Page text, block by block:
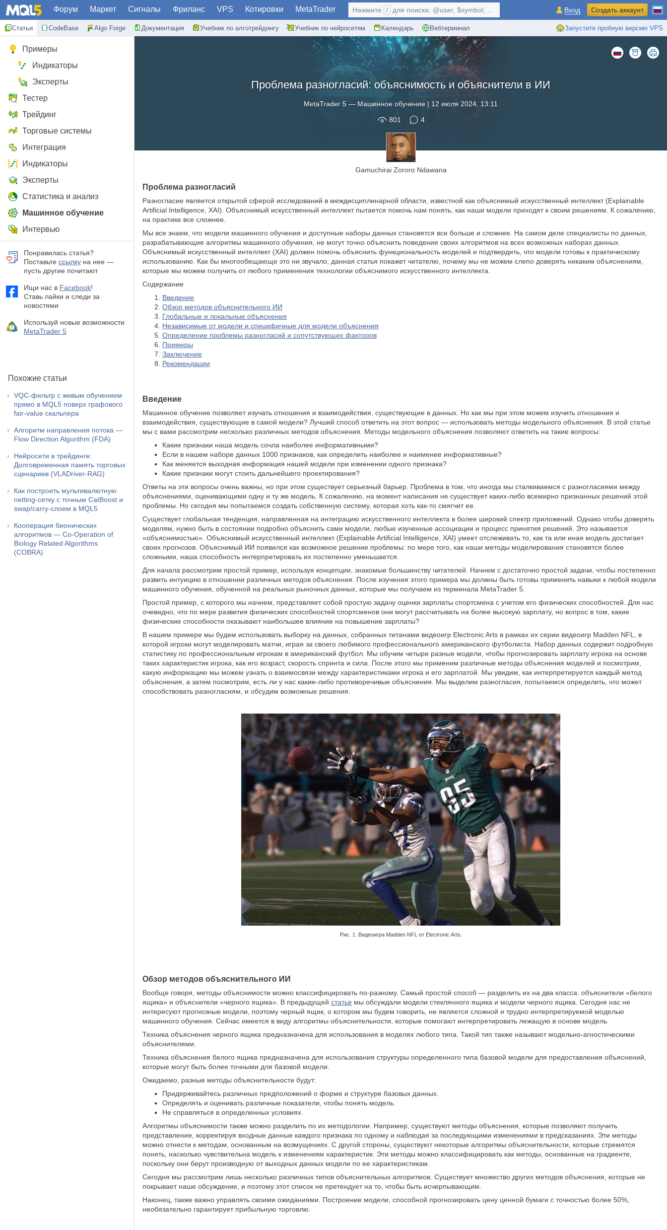
Форум Маркет Сигналы Фриланс VPS Котировки MetaTrader
Статьи CodeBase Algo Forge Документация Учебник по алготрейдингу Учебник по нейросетям Календарь Вебтерминал Запустите пробную версию VPS
Нажмите / для поиска: @user, $symbol, ... Вход Создать аккаунт
Примеры
Индикаторы
Эксперты
Тестер
Трейдинг
Торговые системы
Интеграция
Индикаторы
Эксперты
Статистика и анализ
Машинное обучение
Интервью
Понравилась статья?
Поставьте ссылку на нее —
пусть другие почитают
Ищи нас в Facebook!
Ставь лайки и следи за
новостями
Используй новые возможности
MetaTrader 5
Похожие статьи
VQC-фильтр с живым обучением
прямо в MQL5 поверх графового
fair-value скальпера
Алгоритм направления потока —
Flow Direction Algorithm (FDA)
Нейросети в трейдинге:
Долговременная память торговых
сценариев (VLADriver-RAG)
Как построить мультивалютную
netting-сетку с точным CatBoost и
swap/carry-слоем в MQL5
Кооперация бионических
алгоритмов — Co-Operation of
Biology Related Algorithms
(COBRA)
Проблема разногласий: объяснимость и объяснители в ИИ
MetaTrader 5 — Машинное обучение | 12 июля 2024, 13:11
801
4
Gamuchirai Zororo Ndawana
Проблема разногласий
Разногласие является открытой сферой исследований в междисциплинарной области, известной как объяснимый искусственный интеллект (Explainable
Artificial Intelligence, XAI). Объяснимый искусственный интеллект пытается помочь нам понять, как наши модели приходят к своим решениям. К сожалению,
на практике все сложнее.
Мы все знаем, что модели машинного обучения и доступные наборы данных становятся все больше и сложнее. На самом деле специалисты по данных,
разрабатывающие алгоритмы машинного обучения, не могут точно объяснить поведение своих алгоритмов на всех возможных наборах данных.
Объяснимый искусственный интеллект (XAI) должен помочь объяснить функциональность моделей и подтвердить, что модели готовы к практическому
использованию. Как бы многообещающе это ни звучало, данная статья покажет читателю, почему мы не можем слепо доверять никаким объяснениям,
которые мы можем получить от любого применения технологии объяснимого искусственного интеллекта.
Содержание
Введение
Обзор методов объяснительного ИИ
Глобальные и локальные объяснения
Независимые от модели и специфичные для модели объяснения
Определение проблемы разногласий и сопутствующих факторов
Примеры
Заключение
‌Рекомендации
Введение
Машинное обучение позволяет изучать отношения и взаимодействия, существующие в данных. Но как мы при этом можем изучить отношения и
взаимодействия, существующие в самой модели? Лучший способ ответить на этот вопрос — использовать методы модельного объяснения. В этой статье
мы с вами рассмотрим несколько различных методов объяснения. Методы модельного объяснения позволяют ответить на такие вопросы:
Какие признаки наша модель сочла наиболее информативными?
Если в нашем наборе данных 1000 признаков, как определить наиболее и наименее информативные?
Как меняется выходная информация нашей модели при изменении одного признака?
Какие признаки могут стоить дальнейшего проектирования?
Ответы на эти вопросы очень важны, но при этом существует серьезный барьер. Проблема в том, что иногда мы сталкиваемся с разногласиями между
объяснениями, оценивающими одну и ту же модель. К сожалению, на момент написания не существует каких-либо всемирно признанных решений этой
проблемы. Но сегодня мы попытаемся создать собственную систему, которая хоть как-то смягчит ее.
Существует глобальная тенденция, направленная на интеграцию искусственного интеллекта в более широкий спектр приложений. Однако чтобы доверять
моделям, нужно быть в состоянии подробно объяснить сами модели, любые изученные ассоциации и процесс принятия решений. Это называется
«объяснимостью». Объяснимый искусственный интеллект (Explainable Artificial Intelligence, XAI) умеет отслеживать то, как та или иная модель достигает
своих прогнозов. Объяснимый ИИ появился как возможное решение проблемы: по мере того, как наши методы моделирования становятся более
сложными, наша способность интерпретировать их постепенно уменьшается.
Для начала рассмотрим простой пример, используя концепции, знакомые большинству читателей. Начнем с достаточно простой задачи, чтобы постепенно
развить интуицию в отношении различных методов объяснения. После изучения этого примера мы должны быть готовы применить навыки к любой модели
машинного обучения, обученной на реальных рыночных данных, которые мы получаем из терминала MetaTrader 5.
Простой пример, с которого мы начнем, представляет собой простую задачу оценки зарплаты спортсмена с учетом его физических способностей. Для нас
очевидно, что по мере развития физических способностей спортсменов они могут рассчитывать на более высокую зарплату, но вопрос в том, какие
физические способности оказывают наибольшее влияние на повышение зарплаты?
В нашем примере мы будем использовать выборку на данных, собранных титанами видеоигр Electronic Arts в рамках их серии видеоигр Madden NFL, в
которой игроки могут моделировать матчи, играя за своего любимого профессионального американского футболиста. Набор данных содержит подробную
статистику по профессиональным игрокам в американский футбол. Мы обучим четыре разные модели, чтобы прогнозировать зарплату игрока на основе
таких характеристик игрока, как его возраст, скорость спринта и сила. После этого мы применим различные методы объяснения моделей и посмотрим,
какую информацию мы можем узнать о взаимосвязи между характеристиками игрока и его зарплатой. Мы увидим, как интерпретируется каждый метод
объяснения, а затем посмотрим, есть ли у нас какие-либо противоречивые объяснения. Мы выделим разногласия, попытаемся определить, что может
способствовать разногласиям, и обсудим возможные решения.
Рис. 1. Видеоигра Madden NFL от Electronic Arts.
Обзор методов объяснительного ИИ
Вообще говоря, методы объяснимости можно классифицировать по-разному. Самый простой способ — разделить их на два класса: объяснители «белого
ящика» и объяснители «черного ящика». В предыдущей статье мы обсуждали модели стеклянного ящика и модели черного ящика. Сегодня нас не
интересуют прогнозные модели, поэтому черный ящик, о котором мы будем говорить, не является сложной и трудно интерпретируемой моделью
машинного обучения. Сейчас имеется в виду алгоритмы объяснительности, которые помогают интерпретировать лежащую в основе модель.
Техника объяснения черного ящика предназначена для использования в моделях любого типа. Такой тип также называют модельно-агностическими
объяснителями.
Техника объяснения белого ящика предназначена для использования структуры определенного типа базовой модели для предоставления объяснений,
которые могут быть более точными для базовой модели.
Ожидаемо, разные методы объяснительности будут:
Придерживайтесь различных предположений о форме и структуре базовых данных.
Определять и оценивать различные показатели, чтобы понять модель.
Не справляться в определенных условиях.
Алгоритмы объяснимости также можно разделить по их методологии. Например, существуют методы объяснения, которые позволяют получить
представление, корректируя входные данные каждого признака по одному и наблюдая за последующими изменениями в предсказаниях. Эти методы
можно отнести к методам, основанным на возмущениях. С другой стороны, существуют некоторые алгоритмы объяснительности, которые стремятся
понять, насколько чувствительна модель к изменениям характеристик. Эти методы можно классифицировать как методы, основанные на градиенте,
поскольку они берут производную от выходных данных модели по ее характеристикам.
Сегодня мы рассмотрим лишь несколько различных типов объяснительных алгоритмов. Существует множество других методов объяснения, которые не
покрывает наше обсуждение, и поэтому этот список не претендует на то, чтобы быть исчерпывающим.
Наконец, также важно управлять своими ожиданиями. Построение модели, способной прогнозировать цену ценной бумаги с точностью более 50%,
необязательно гарантирует прибыльную торговлю.